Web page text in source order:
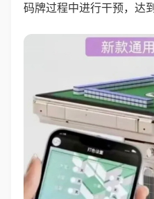
码牌过程中进行干预，达